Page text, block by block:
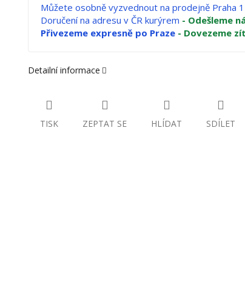
Můžete osobně vyzvednout na prodejně Praha
Doručení na adresu v ČR kurýrem - Odešleme
Přivezeme expresně po Praze - Dovezeme
Detailní informace
TISK ZEPTAT SE HLÍDAT SDÍLET